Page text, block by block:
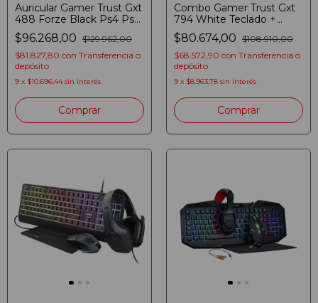
Auricular Gamer Trust Gxt
488 Forze Black Ps4 Ps5
Negro
$96.268,00 $129.962,00
$81.827,80 con Transferencia o
depósito
9 x $10.696,44 sin interés
Combo Gamer Trust Gxt
794 White Teclado +
Mouse + Mouse Pad
Blanco
$80.674,00 $108.910,00
$68.572,90 con Transferencia o
depósito
9 x $8.963,78 sin interés